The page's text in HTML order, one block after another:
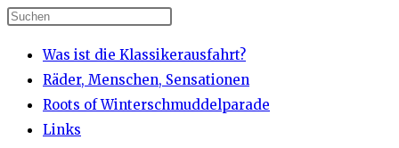
Was ist die Klassikerausfahrt?
Räder, Menschen, Sensationen
Roots of Winterschmuddelparade
Links